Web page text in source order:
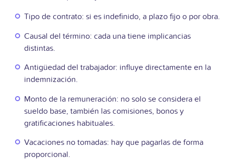
Tipo de contrato: si es indefinido, a plazo fijo o por obra.
Causal del término: cada una tiene implicancias
distintas.
Antigüedad del trabajador: influye directamente en la
indemnización.
Monto de la remuneración: no solo se considera el
sueldo base, también las comisiones, bonos y
gratificaciones habituales.
Vacaciones no tomadas: hay que pagarlas de forma
proporcional.